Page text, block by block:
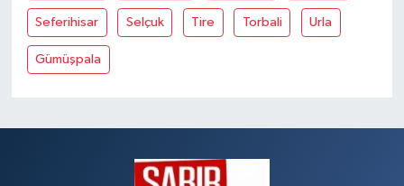
Seferihisar Selçuk Tire Torbali Urla
Gümüşpala